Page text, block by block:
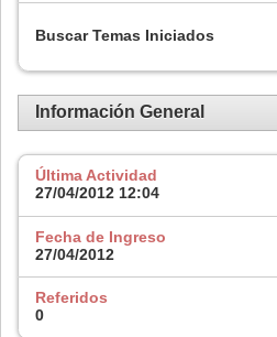
Buscar Temas Iniciados
Información General
Última Actividad
27/04/2012 12:04
Fecha de Ingreso
27/04/2012
Referidos
0